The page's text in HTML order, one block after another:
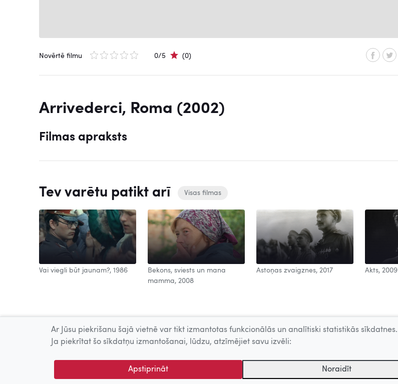
Novērtē filmu 0/5 (0)
Arrivederci, Roma (2002)
Filmas apraksts
Tev varētu patikt arī Visas filmas
Vai viegli būt jaunam?, 1986
Bekons, sviests un mana
mamma, 2008
Astoņas zvaigznes, 2017 Akts, 2009
Ar Jūsu piekrišanu šajā vietnē var tikt izmantotas funkcionālās un analītiski statistikās sīkdatnes.
Ja piekrītat šo sīkdatņu izmantošanai, lūdzu, atzīmējiet savu izvēli:
Apstiprināt Noraidīt